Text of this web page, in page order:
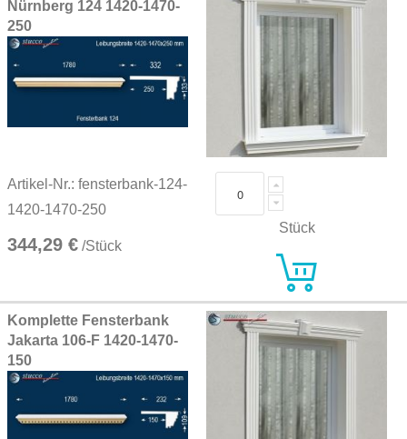
Nürnberg 124 1420-1470-
250
Artikel-Nr.: fensterbank-124-
1420-1470-250
344,29 € /Stück
Stück
Komplette Fensterbank
Jakarta 106-F 1420-1470-
150